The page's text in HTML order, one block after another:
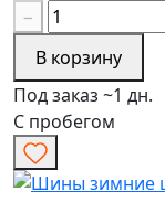
−
В корзину
Под заказ ~1 дн.
С пробегом